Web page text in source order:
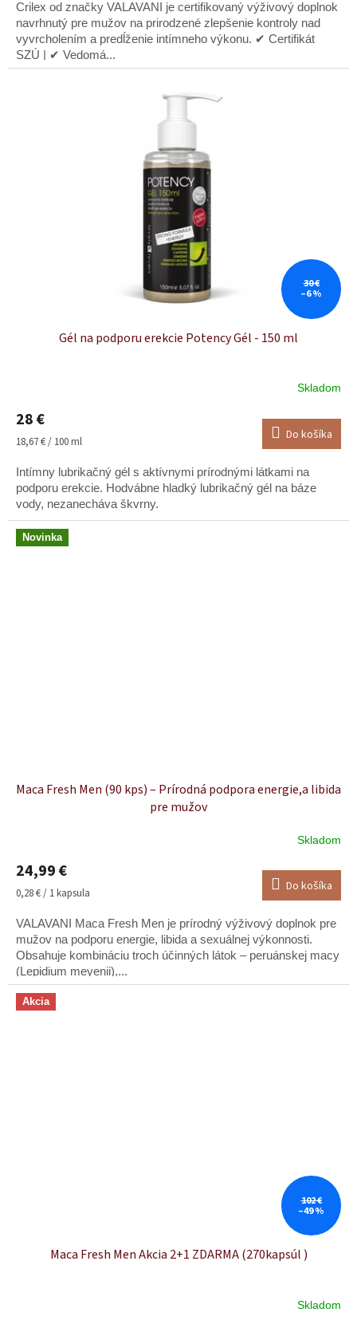
hviezdičiek.
Crilex od značky VALAVANI je certifikovaný výživový doplnok
navrhnutý pre mužov na prirodzené zlepšenie kontroly nad
vyvrcholením a predĺženie intímneho výkonu. ✔ Certifikát
SZÚ | ✔ Vedomá...
30 €
–6 %
Gél na podporu erekcie Potency Gél - 150 ml
produktu
je
5,0
z
hviezdičiek.
Skladom
28 €
Jednotková
18,67 € / 100 ml Do košíka
Intímny lubrikačný gél s aktívnymi prírodnými látkami na
podporu erekcie. Hodvábne hladký lubrikačný gél na báze
vody, nezanecháva škvrny.
Novinka
Maca Fresh Men (90 kps) – Prírodná podpora energie,a libida
pre mužov
produktu
je
4,9
z
hviezdičiek.
Skladom
24,99 €
Jednotková
0,28 € / 1 kapsula Do košíka
VALAVANI Maca Fresh Men je prírodný výživový doplnok pre
mužov na podporu energie, libida a sexuálnej výkonnosti.
Obsahuje kombináciu troch účinných látok – peruánskej macy
(Lepidium meyenii),...
Akcia
102 €
–49 %
Maca Fresh Men Akcia 2+1 ZDARMA (270kapsúl )
Skladom